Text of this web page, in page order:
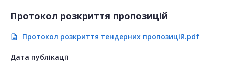
Протокол розкриття пропозицій
description Протокол розкриття тендерних пропозицій.pdf
Дата публікації